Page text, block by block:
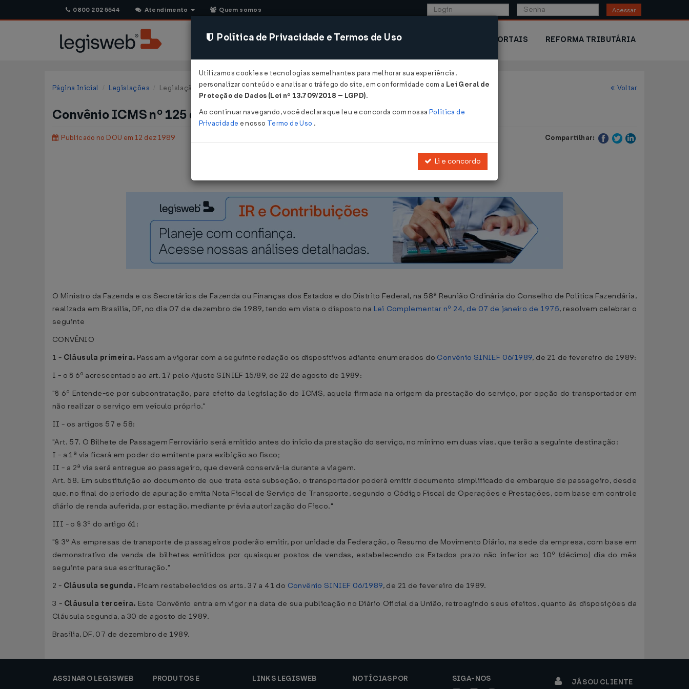
0800 202 5544 Atendimento Quem somos Acessar
CONSULTORIA SISTEMAS COMÉRCIO EXTERIOR PORTAIS REFORMA TRIBUTÁRIA
Página Inicial Legislações Legislação Federal Voltar
Convênio ICMS nº 125 de 07/12/1989
Publicado no DOU em 12 dez 1989 Compartilhar:
, de 21 de fevereiro de 1989.
O Ministro da Fazenda e os Secretários de Fazenda ou Finanças dos Estados e do Distrito Federal, na 58ª Reunião Ordinária do Conselho de Política Fazendária,
realizada em Brasília, DF, no dia 07 de dezembro de 1989, tendo em vista o disposto na Lei Complementar nº 24, de 07 de janeiro de 1975, resolvem celebrar o
seguinte
CONVÊNIO
1 - Cláusula primeira. Passam a vigorar com a seguinte redação os dispositivos adiante enumerados do Convênio SINIEF 06/1989, de 21 de fevereiro de 1989:
I - o § 6º acrescentado ao art. 17 pelo Ajuste SINIEF 15/89, de 22 de agosto de 1989:
"§ 6º Entende-se por subcontratação, para efeito da legislação do ICMS, aquela firmada na origem da prestação do serviço, por opção do transportador em
não realizar o serviço em veículo próprio."
II - os artigos 57 e 58:
"Art. 57. O Bilhete de Passagem Ferroviário será emitido antes do início da prestação do serviço, no mínimo em duas vias, que terão a seguinte destinação:
I - a 1ª via ficará em poder do emitente para exibição ao fisco;
II - a 2ª via será entregue ao passageiro, que deverá conservá-la durante a viagem.
Art. 58. Em substituição ao documento de que trata esta subseção, o transportador poderá emitir documento simplificado de embarque de passageiro, desde
que, no final do período de apuração emita Nota Fiscal de Serviço de Transporte, segundo o Código Fiscal de Operações e Prestações, com base em controle
diário de renda auferida, por estação, mediante prévia autorização do Fisco."
III - o § 3º do artigo 61:
"§ 3º As empresas de transporte de passageiros poderão emitir, por unidade da Federação, o Resumo de Movimento Diário, na sede da empresa, com base em
demonstrativo de venda de bilhetes emitidos por quaisquer postos de vendas, estabelecendo os Estados prazo não inferior ao 10º (décimo) dia do mês
seguinte para sua escrituração."
2 - Cláusula segunda. Ficam restabelecidos os arts. 37 a 41 do Convênio SINIEF 06/1989, de 21 de fevereiro de 1989.
3 - Cláusula terceira. Este Convênio entra em vigor na data de sua publicação no Diário Oficial da União, retroagindo seus efeitos, quanto às disposições da
Cláusula segunda, a 30 de agosto de 1989.
Brasília, DF, 07 de dezembro de 1989.
ASSINAR O LEGISWEB
PRODUTOS E
LINKS LEGISWEB
NOTÍCIAS POR
SIGA-NOS JÁ SOU CLIENTE
Política de Privacidade e Termos de Uso
Utilizamos cookies e tecnologias semelhantes para melhorar sua experiência,
personalizar conteúdo e analisar o tráfego do site, em conformidade com a Lei Geral de
Proteção de Dados (Lei nº 13.709/2018 – LGPD).
Ao continuar navegando, você declara que leu e concorda com nossa Política de
Privacidade e nosso Termo de Uso .
Li e concordo